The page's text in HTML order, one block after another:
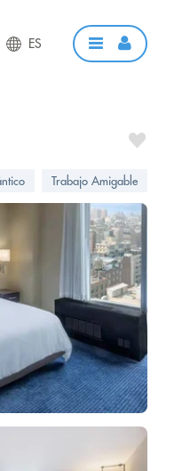
ES
Trabajo Amigable